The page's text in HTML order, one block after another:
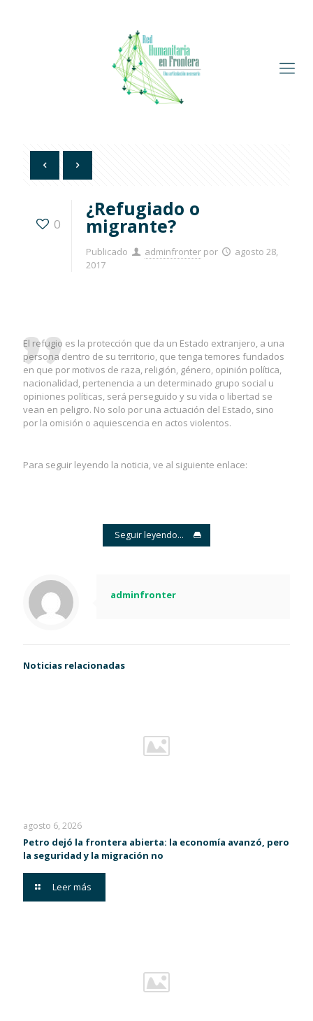
0
¿Refugiado o
migrante?
Publicado adminfronter por
agosto 28,
2017
El refugio es la protección que da un Estado extranjero, a una
persona dentro de su territorio, que tenga temores fundados
en que por motivos de raza, religión, género, opinión política,
nacionalidad, pertenencia a un determinado grupo social u
opiniones políticas, será perseguido y su vida o libertad se
vean en peligro. No solo por una actuación del Estado, sino
por la omisión o aquiescencia en actos violentos.
Para seguir leyendo la noticia, ve al siguiente enlace:
Seguir leyendo...
adminfronter
Noticias relacionadas
agosto 6, 2026
Petro dejó la frontera abierta: la economía avanzó, pero
la seguridad y la migración no
Leer más